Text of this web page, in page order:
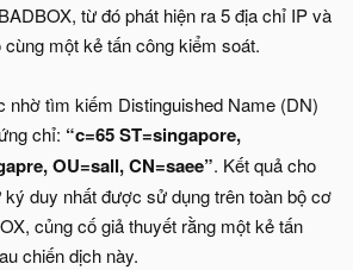
từ đó phát hiện ra 5 địa chỉ IP và
cùng một kẻ tấn công kiểm soát.
nhờ tìm kiếm Distinguished Name (DN)
chỉ: “c=65 ST=singapore,
OU=sall, CN=saee”. Kết quả cho
duy nhất được sử dụng trên toàn bộ cơ
củng cố giả thuyết rằng một kẻ tấn
chiến dịch này.